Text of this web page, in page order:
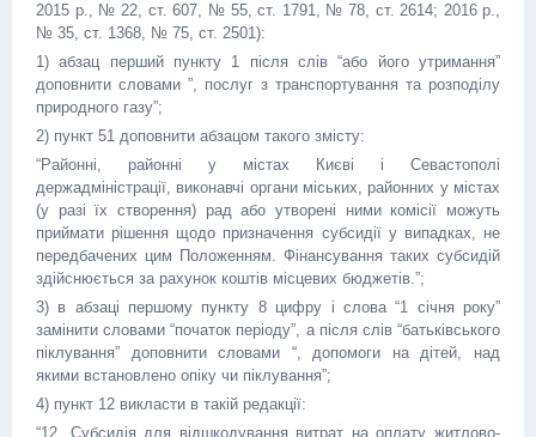
2015 р., № 22, ст. 607, № 55, ст. 1791, № 78, ст. 2614; 2016 р.,
№ 35, ст. 1368, № 75, ст. 2501):
1) абзац перший пункту 1 після слів “або його утримання”
доповнити словами ”, послуг з транспортування та розподілу
природного газу”;
2) пункт 51 доповнити абзацом такого змісту:
“Районні, районні у містах Києві і Севастополі
держадміністрації, виконавчі органи міських, районних у містах
(у разі їх створення) рад або утворені ними комісії можуть
приймати рішення щодо призначення субсидії у випадках, не
передбачених цим Положенням. Фінансування таких субсидій
здійснюється за рахунок коштів місцевих бюджетів.”;
3) в абзаці першому пункту 8 цифру і слова “1 січня року”
замінити словами “початок періоду”, а після слів “батьківського
піклування” доповнити словами “, допомоги на дітей, над
якими встановлено опіку чи піклування”;
4) пункт 12 викласти в такій редакції:
“12. Субсидія для відшкодування витрат на оплату житлово-